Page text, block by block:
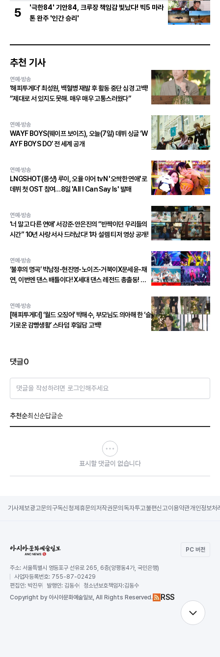
의 활약은?
5
'극한84' 기안84, 크루장 책임감 빛났다! 빅5 마라
톤 완주 '인간 승리'
추천 기사
연예·방송
‘해피투게더’ 최성원, 백혈병 재발 후 활동 중단 심경 고백!
“제대로 서 있지도 못해. 매우 매우 고통스러웠다”
연예·방송
WAYF BOYS(웨이프 보이즈), 오늘(7일) 데뷔 싱글 ‘W
AYF BOYS DO’ 전 세계 공개
연예·방송
LNGSHOT(롱샷) 루이, 오율 이어 tvN '오싹한 연애'로
데뷔 첫 OST 참여…8일 'All I Can Say Is' 발매
연예·방송
‘너 말고 다른 연애’ 서강준·안은진의 “반짝이던 우리들의
시간” 10년 사랑 서사 드러났다! 1차 설렘 티저 영상 공개!
연예·방송
‘불후의 명곡’ 박남정-현진영-노이즈-거북이X문세윤-채
연, 이번엔 댄스 배틀이다! X세대 댄스 레전드 총출동! 댄
연예·방송
[해피투게더] ‘월드 오징어’ 박해수, 부모님도 의아해 한 ‘슬
기로운 감빵생활’ 스타덤 후일담 고백!
댓글0
댓글을 작성하려면 로그인해주세요
추천순최신순답글순
표시할 댓글이 없습니다
기사제보광고문의 구독신청제휴문의 저작권문의 독자투고불편신고이용약관개인정보처
PC 버전
주소: 서울특별시 영등포구 선유로 265, 6층(양평동4가, 국민은행)
사업자등록번호: 755-87-02429
편집인: 박진우 발행인: 김동수 청소년보호책임자:김동수
Copyright by 아시아문화예술일보, All Rights Reserved. RSS